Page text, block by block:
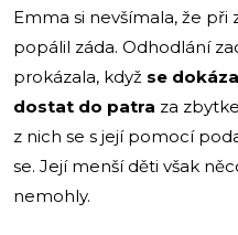
Emma si nevšímala, že
popálil záda. Odhodlání
prokázala, když se
dostat do patra za
z nich se s její pomocí
se. Její menší děti však
nemohly.